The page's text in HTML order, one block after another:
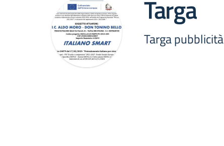
Targa
Targa pubblicità